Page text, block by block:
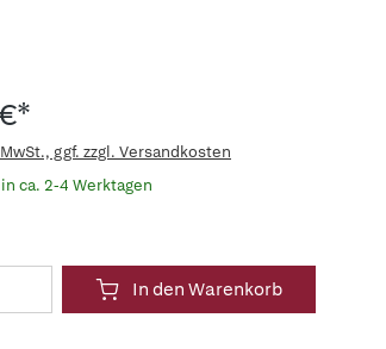
ggf. zzgl. Versandkosten
ca. 2-4 Werktagen
In den Warenkorb